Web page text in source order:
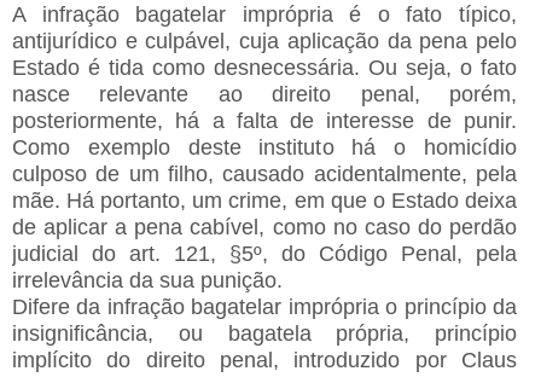
A infração bagatelar imprópria é o fato típico,
antijurídico e culpável, cuja aplicação da pena pelo
Estado é tida como desnecessária. Ou seja, o fato
nasce relevante ao direito penal, porém,
posteriormente, há a falta de interesse de punir.
Como exemplo deste instituto há o homicídio
culposo de um filho, causado acidentalmente, pela
mãe. Há portanto, um crime, em que o Estado deixa
de aplicar a pena cabível, como no caso do perdão
judicial do art. 121, §5º, do Código Penal, pela
irrelevância da sua punição.
Difere da infração bagatelar imprópria o princípio da
insignificância, ou bagatela própria, princípio
implícito do direito penal, introduzido por Claus